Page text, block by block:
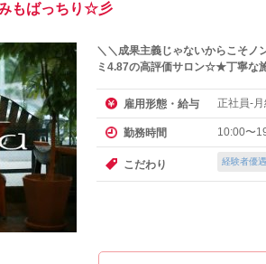
もばっちり☆彡
＼＼成果主義じゃないからこそ
ミ4.87の高評価サロン☆★丁寧な
雇用形態・給与 正社員-
勤務時間 10:00〜
こだわり 経験者優遇